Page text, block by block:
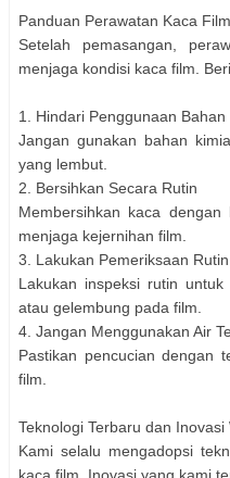
Panduan Perawatan Kaca
Setelah pemasangan,
menjaga kondisi kaca film.
1. Hindari Penggunaan Bahan
Jangan gunakan bahan
yang lembut.
2. Bersihkan Secara Rutin
Membersihkan kaca
menjaga kejernihan film.
3. Lakukan Pemeriksaan Rutin
Lakukan inspeksi rutin
atau gelembung pada film.
4. Jangan Menggunakan Air
Pastikan pencucian dengan
film.
Teknologi Terbaru dan Inovasi
Kami selalu mengadopsi
kaca film. Inovasi yang kami